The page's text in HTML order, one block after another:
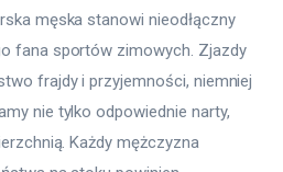
męska stanowi nieodłączny
fana sportów zimowych. Zjazdy
frajdy i przyjemności, niemniej
nie tylko odpowiednie narty,
Każdy mężczyzna